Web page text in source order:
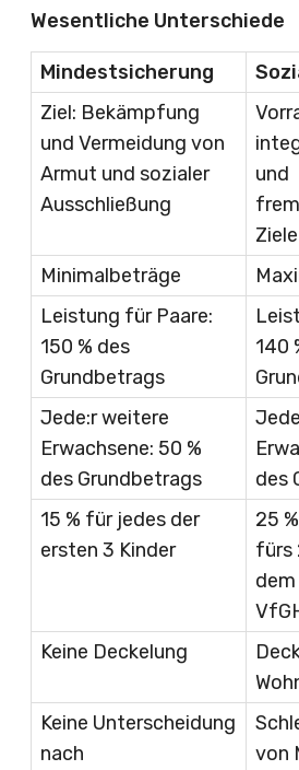
Wesentliche Unterschiede
Mindestsicherung
Ziel: Bekämpfung
und Vermeidung von
Armut und sozialer
Ausschließung
und
Ziele
Minimalbeträge
Leistung für Paare:
150 % des
Grundbetrags
140
Jede:r weitere
Erwachsene: 50 %
des Grundbetrags
des
15 % für jedes der
ersten 3 Kinder
25
fürs
Keine Deckelung
Keine Unterscheidung
nach
von